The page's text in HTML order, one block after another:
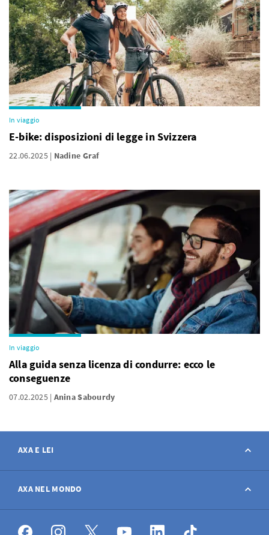
In viaggio
E-bike: disposizioni di legge in Svizzera
22.06.2025 Nadine Graf
In viaggio
Alla guida senza licenza di condurre: ecco le
conseguenze
07.02.2025 Anina Sabourdy
AXA E LEI
Contatto
Avviso sinistro
AXA NEL MONDO
AXA nel mondo